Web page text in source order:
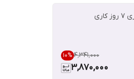
7 روز کاری
۴٬۳۴۱٬۰۰۰ 10%
3,870,000